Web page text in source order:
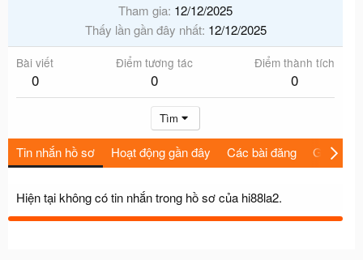
Tham gia 12/12/2025
Thấy lần gần đây nhất 12/12/2025
Bài viết
0
Điểm tương tác
0
Điểm thành tích
0
Tìm
Tin nhắn hồ sơ Hoạt động gần đây Các bài đăng Giới thiệu
Hiện tại không có tin nhắn trong hồ sơ của hi88la2.